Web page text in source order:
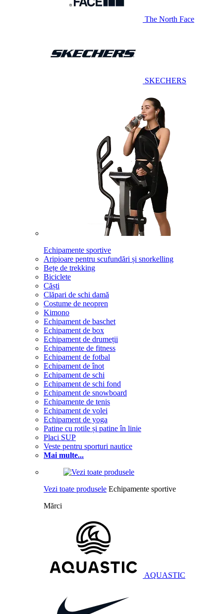
The North Face
SKECHERS
Echipamente sportive
Aripioare pentru scufundări și snorkelling
Bețe de trekking
Biciclete
Căști
Clăpari de schi damă
Costume de neopren
Kimono
Echipament de baschet
Echipament de box
Echipament de drumeții
Echipamente de fitness
Echipament de fotbal
Echipament de înot
Echipament de schi
Echipament de schi fond
Echipament de snowboard
Echipamente de tenis
Echipament de volei
Echipament de yoga
Patine cu rotile și patine în linie
Placi SUP
Veste pentru sporturi nautice
Mai multe...
Vezi toate produsele Echipamente sportive
Mărci
AQUASTIC